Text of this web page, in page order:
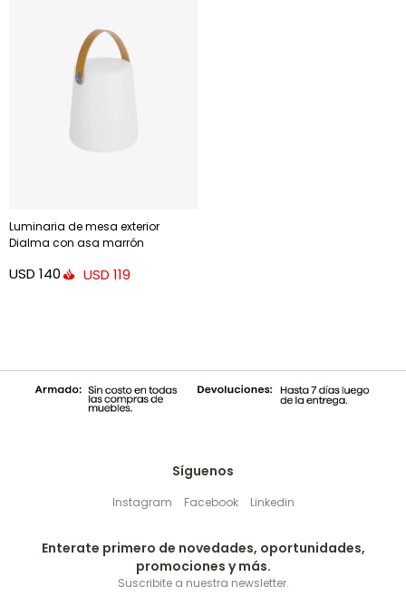
Luminaria de mesa exterior
Dialma con asa marrón
USD 140 USD 119
Síguenos
Instagram Facebook Linkedin
Enterate primero de novedades, oportunidades,
promociones y más.
Suscribite a nuestra newsletter.